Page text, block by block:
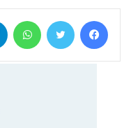
فيسبوك تويتر